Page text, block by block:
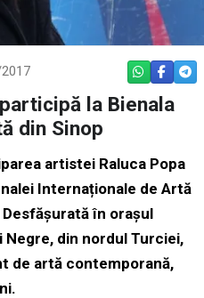
WHATSAPP
la Bienala
din Sinop
artistei Raluca Popa
Internaționale de Artă
Desfășurată în orașul
din nordul Turciei,
de artă contemporană,